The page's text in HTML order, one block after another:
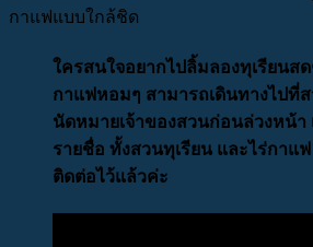
กาแฟแบบใกล้ชิด
ใครสนใจอยากไปลิ้มลองทุเรียนส
กาแฟหอมๆ สามารถเดินทางไปที่
นัดหมายเจ้าของสวนก่อนล่วงหน้า
รายชื่อ ทั้งสวนทุเรียน และไร่กาแ
ติดต่อไว้แล้วค่ะ